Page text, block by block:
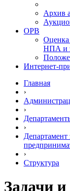
Архив
ОРВ
Оценка
НПА и
Интернет-
Главная
›
›
›
Департамент
›
Структура
Задачи